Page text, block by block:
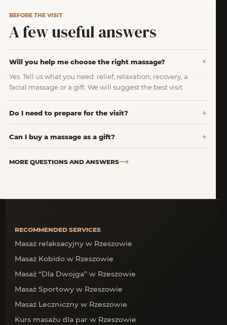
BEFORE THE VISIT
A few useful answers
Will you help me choose the right massage?
Yes. Tell us what you need: relief, relaxation, recovery, a
facial massage or a gift. We will suggest the best visit.
Do I need to prepare for the visit?
Can I buy a massage as a gift?
MORE QUESTIONS AND ANSWERS
RECOMMENDED SERVICES
Masaż relaksacyjny w Rzeszowie
Masaż Kobido w Rzeszowie
Masaż “Dla Dwojga” w Rzeszowie
Masaż Sportowy w Rzeszowie
Masaż Leczniczny w Rzeszowie
Kurs masażu dla par w Rzeszowie